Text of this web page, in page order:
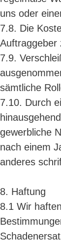
uns oder
7.8. Die
Auftraggeber
7.9.
sämtliche
7.10. Durch
gewerbliche
nach einem
anderes
8. Haftung
8.1 Wir